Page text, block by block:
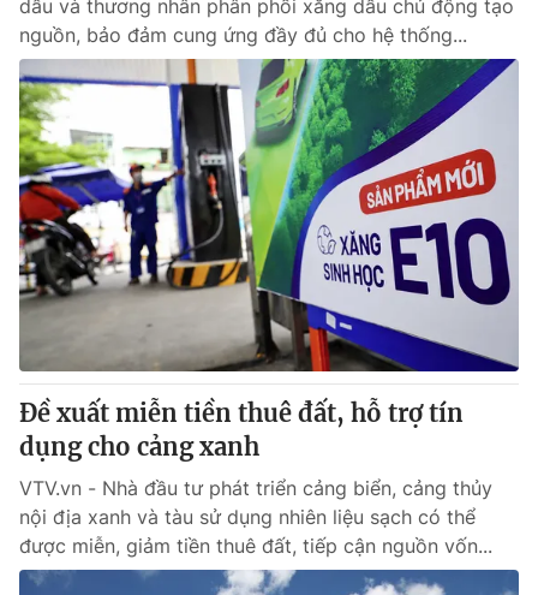
THỜI BÁO VTV
Theo dõi báo trên
Cơ quan chủ quản:Đài Truyền hình Việt Nam
Cơ quan báo chí:Thời báo VTV
Giấy phép hoạt động báo in và báo điện tử số 483/GP-BTTTT
cấp ngày 29/12/2023
Tổng Biên tập:Vũ Thanh Thủy
Phó Tổng Biên tập:Nguyễn Thị Mỹ Hạnh, Phạm Quốc Thắng,
Nguyễn Trọng Ninh
Tổng đài VTV: 024.38 355 931 - 024.38 355 932
Ðiện thoại Thời báo VTV:024.66 897 897
Email: toasoan@vtv.vn
Liên hệ quảng cáo:024-7300.7108
dầu và thương nhân phân phối xăng dầu chủ động tạo
nguồn, bảo đảm cung ứng đầy đủ cho hệ thống...
Đề xuất miễn tiền thuê đất, hỗ trợ tín
dụng cho cảng xanh
VTV.vn - Nhà đầu tư phát triển cảng biển, cảng thủy
nội địa xanh và tàu sử dụng nhiên liệu sạch có thể
được miễn, giảm tiền thuê đất, tiếp cận nguồn vốn...